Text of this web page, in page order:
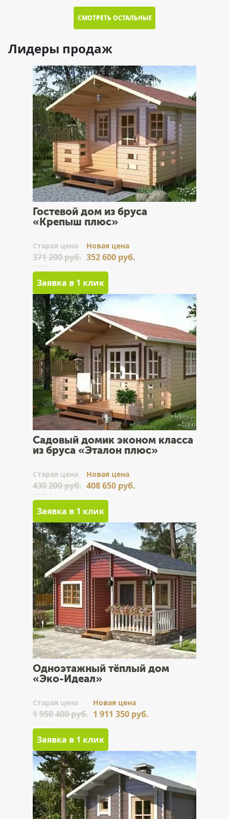
СМОТРЕТЬ ОСТАЛЬНЫЕ
Лидеры продаж
Гостевой дом из бруса
«Крепыш плюс»
Cтарая цена
371 200 руб.
Новая цена
352 600 руб.
Заявка в 1 клик
Садовый домик эконом класса
из бруса «Эталон плюс»
Cтарая цена
430 200 руб.
Новая цена
408 650 руб.
Заявка в 1 клик
Одноэтажный тёплый дом
«Эко-Идеал»
Cтарая цена
1 950 400 руб.
Новая цена
1 911 350 руб.
Заявка в 1 клик